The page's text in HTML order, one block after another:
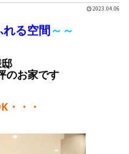
2023.04.06
れる空間～～
お家です
・・・